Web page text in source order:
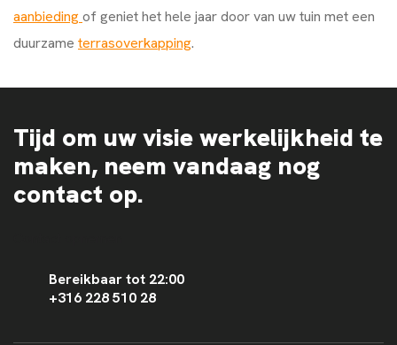
aanbiedingof geniet het hele jaar door van uw tuin met een
duurzame terrasoverkapping.
Tijd om uw visie werkelijkheid te
maken, neem vandaag nog
contact op.
Bereikbaar tot 22:00
+316 228 510 28